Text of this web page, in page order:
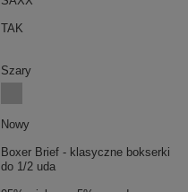
TAK
Szary
Nowy
Boxer Brief - klasyczne bokserki
do 1/2 uda